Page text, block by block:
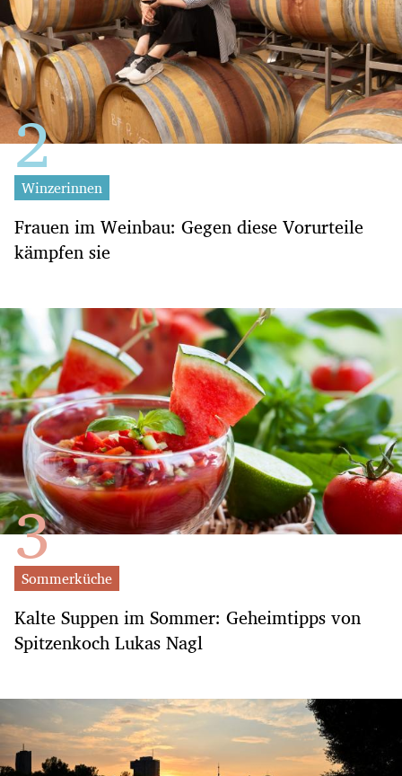
Winzerinnen
Frauen im Weinbau: Gegen diese Vorurteile
kämpfen sie
Sommerküche
Kalte Suppen im Sommer: Geheimtipps von
Spitzenkoch Lukas Nagl